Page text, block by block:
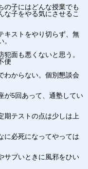
の子にはどんな授業でも
な子をやる気にさせるこ
キストをやり切らず、無
面も悪くないと思う。
便
わからない。個別懇談会
が5回あって、通塾してい
期テストの点は少しは上
に必死になってやっては
サブいときに風邪をひい